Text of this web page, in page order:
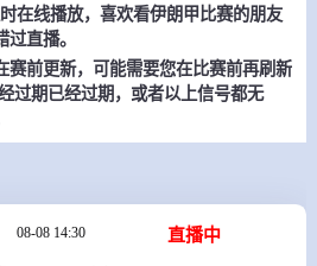
在线播放，喜欢看伊朗甲比赛的朋友
直播。
赛前更新，可能需要您在比赛前再刷新
过期已经过期，或者以上信号都无
08-08 14:30 直播中